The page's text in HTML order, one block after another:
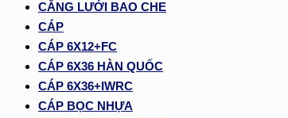
CĂNG LƯỚI BAO CHE
CÁP
CÁP 6X12+FC
CÁP 6X36 HÀN QUỐC
CÁP 6X36+IWRC
CÁP BỌC NHỰA